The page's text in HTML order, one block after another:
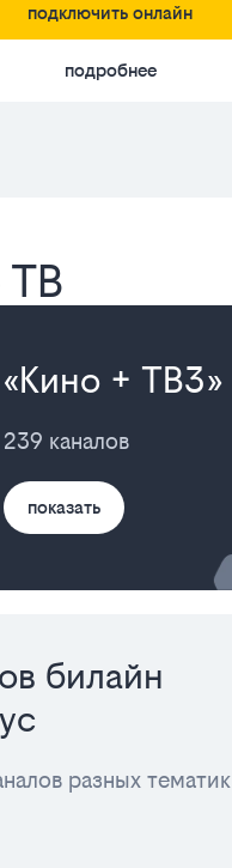
подключить онлайн
подробнее
ТВ
«Кино + ТВ3»
239 каналов
показать
билайн
разных тематик